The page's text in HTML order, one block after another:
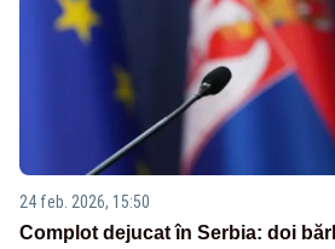
24 feb. 2026, 15:50
Complot dejucat în Serbia: doi